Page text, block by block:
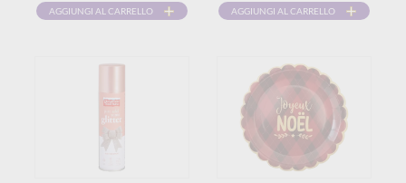
AGGIUNGI AL CARRELLO AGGIUNGI AL CARRELLO